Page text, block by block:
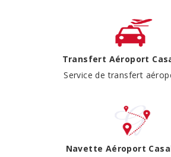
Transfert Aéroport
Service de transfert
Navette Aéroport